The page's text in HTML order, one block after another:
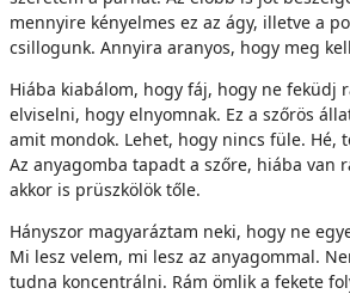
mennyire kényelmes ez az ágy, illetve a
csillogunk. Annyira aranyos, hogy meg
Hiába kiabálom, hogy fáj, hogy ne feküdj
elviselni, hogy elnyomnak. Ez a szőrös
amit mondok. Lehet, hogy nincs füle. Hé,
Az anyagomba tapadt a szőre, hiába van
akkor is prüszkölök tőle.
Hányszor magyaráztam neki, hogy ne
Mi lesz velem, mi lesz az anyagommal.
tudna koncentrálni. Rám ömlik a fekete